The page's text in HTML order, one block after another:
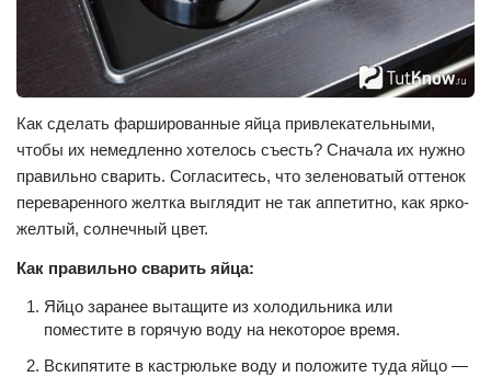
Как сделать фаршированные яйца привлекательными,
чтобы их немедленно хотелось съесть? Сначала их нужно
правильно сварить. Согласитесь, что зеленоватый оттенок
переваренного желтка выглядит не так аппетитно, как ярко-
желтый, солнечный цвет.
Как правильно сварить яйца:
Яйцо заранее вытащите из холодильника или
поместите в горячую воду на некоторое время.
Вскипятите в кастрюльке воду и положите туда яйцо —